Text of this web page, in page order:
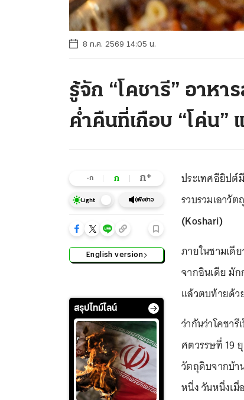
8 ก.ค. 2569 14:05 น.
รู้จัก “โคชารี” อาห
ค่ำคืนที่เกือบ “โค่น”
-ก ก ก+
Light ฟังข่าว
English version
สรุปไทม์ไลน์
ประเทศอียิปต์
รวบรวมเอาวั
(Koshari)
ภายในชามเดี
จากอินเดีย มั
แล้วตบท้ายด้
ว่ากันว่าโคชา
ศตวรรษที่ 19
วัตถุดิบจากบ้า
หนึ่ง วันหนึ่งเมื่